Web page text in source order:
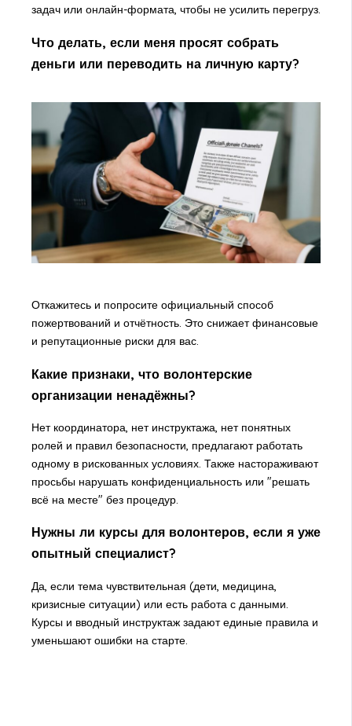
задач или онлайн-формата, чтобы не усилить перегруз.
Что делать, если меня просят собрать
деньги или переводить на личную карту?
Откажитесь и попросите официальный способ
пожертвований и отчётность. Это снижает финансовые
и репутационные риски для вас.
Какие признаки, что волонтерские
организации ненадёжны?
Нет координатора, нет инструктажа, нет понятных
ролей и правил безопасности, предлагают работать
одному в рискованных условиях. Также настораживают
просьбы нарушать конфиденциальность или "решать
всё на месте" без процедур.
Нужны ли курсы для волонтеров, если я уже
опытный специалист?
Да, если тема чувствительная (дети, медицина,
кризисные ситуации) или есть работа с данными.
Курсы и вводный инструктаж задают единые правила и
уменьшают ошибки на старте.